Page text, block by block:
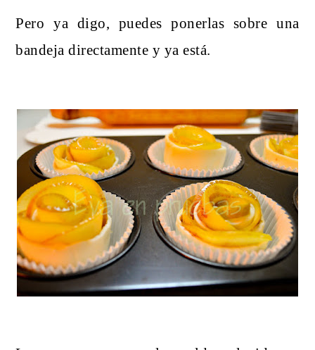
Pero ya digo, puedes ponerlas sobre una
bandeja directamente y ya está.